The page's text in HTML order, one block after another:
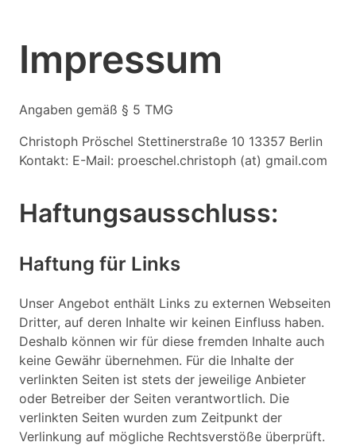
Impressum
Angaben gemäß § 5 TMG
Christoph Pröschel Stettinerstraße 10 13357 Berlin
Kontakt: E-Mail: proeschel.christoph (at) gmail.com
Haftungsausschluss:
Haftung für Links
Unser Angebot enthält Links zu externen Webseiten
Dritter, auf deren Inhalte wir keinen Einfluss haben.
Deshalb können wir für diese fremden Inhalte auch
keine Gewähr übernehmen. Für die Inhalte der
verlinkten Seiten ist stets der jeweilige Anbieter
oder Betreiber der Seiten verantwortlich. Die
verlinkten Seiten wurden zum Zeitpunkt der
Verlinkung auf mögliche Rechtsverstöße überprüft.